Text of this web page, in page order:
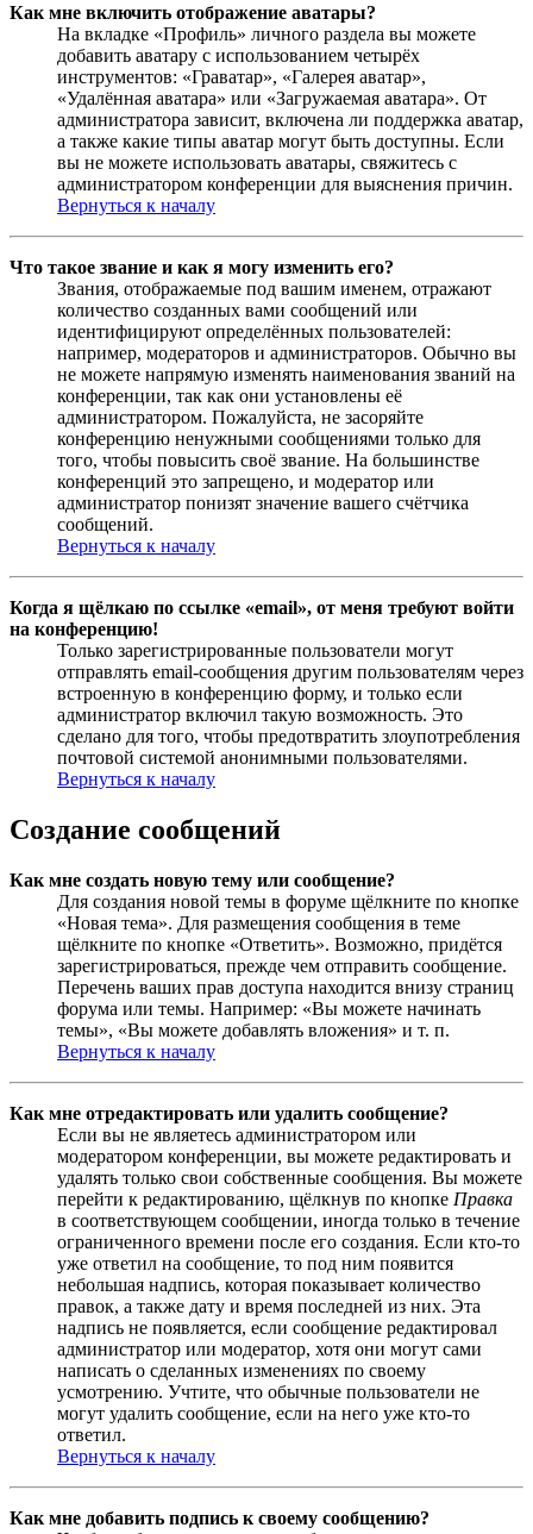
Как мне включить отображение аватары?
На вкладке «Профиль» личного раздела вы можете
добавить аватару с использованием четырёх
инструментов: «Граватар», «Галерея аватар»,
«Удалённая аватара» или «Загружаемая аватара». От
администратора зависит, включена ли поддержка аватар,
а также какие типы аватар могут быть доступны. Если
вы не можете использовать аватары, свяжитесь с
администратором конференции для выяснения причин.
Вернуться к началу
Что такое звание и как я могу изменить его?
Звания, отображаемые под вашим именем, отражают
количество созданных вами сообщений или
идентифицируют определённых пользователей:
например, модераторов и администраторов. Обычно вы
не можете напрямую изменять наименования званий на
конференции, так как они установлены её
администратором. Пожалуйста, не засоряйте
конференцию ненужными сообщениями только для
того, чтобы повысить своё звание. На большинстве
конференций это запрещено, и модератор или
администратор понизят значение вашего счётчика
сообщений.
Вернуться к началу
Когда я щёлкаю по ссылке «email», от меня требуют войти
на конференцию!
Только зарегистрированные пользователи могут
отправлять email-сообщения другим пользователям через
встроенную в конференцию форму, и только если
администратор включил такую возможность. Это
сделано для того, чтобы предотвратить злоупотребления
почтовой системой анонимными пользователями.
Вернуться к началу
Создание сообщений
Как мне создать новую тему или сообщение?
Для создания новой темы в форуме щёлкните по кнопке
«Новая тема». Для размещения сообщения в теме
щёлкните по кнопке «Ответить». Возможно, придётся
зарегистрироваться, прежде чем отправить сообщение.
Перечень ваших прав доступа находится внизу страниц
форума или темы. Например: «Вы можете начинать
темы», «Вы можете добавлять вложения» и т. п.
Вернуться к началу
Как мне отредактировать или удалить сообщение?
Если вы не являетесь администратором или
модератором конференции, вы можете редактировать и
удалять только свои собственные сообщения. Вы можете
перейти к редактированию, щёлкнув по кнопке Правка
в соответствующем сообщении, иногда только в течение
ограниченного времени после его создания. Если кто-то
уже ответил на сообщение, то под ним появится
небольшая надпись, которая показывает количество
правок, а также дату и время последней из них. Эта
надпись не появляется, если сообщение редактировал
администратор или модератор, хотя они могут сами
написать о сделанных изменениях по своему
усмотрению. Учтите, что обычные пользователи не
могут удалить сообщение, если на него уже кто-то
ответил.
Вернуться к началу
Как мне добавить подпись к своему сообщению?